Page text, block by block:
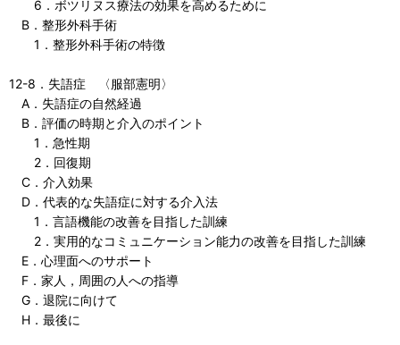
6．ボツリヌス療法の効果を高めるために
B．整形外科手術
1．整形外科手術の特徴
12-8．失語症 〈服部憲明〉
A．失語症の自然経過
B．評価の時期と介入のポイント
1．急性期
2．回復期
C．介入効果
D．代表的な失語症に対する介入法
1．言語機能の改善を目指した訓練
2．実用的なコミュニケーション能力の改善を目指した訓練
E．心理面へのサポート
F．家人，周囲の人への指導
G．退院に向けて
H．最後に